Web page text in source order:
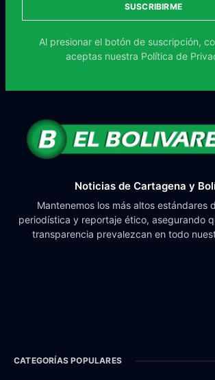
SUSCRIBIRME
Al presionar el botón de suscripción,
aceptas nuestra Política de
Noticias de Cartagena y
Mantenemos los más altos estándares
periodística y reportaje ético, asegurando
transparencia prevalezcan en todo
CATEGORÍAS POPULARES